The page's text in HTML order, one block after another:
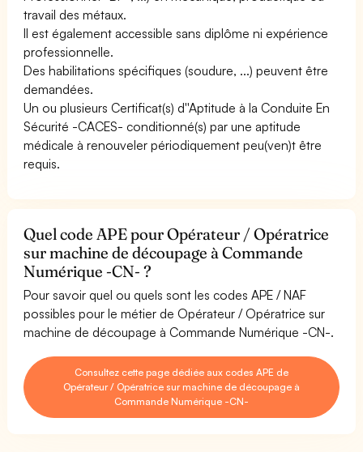
travail des métaux.
Il est également accessible sans diplôme ni expérience
professionnelle.
Des habilitations spécifiques (soudure, ...) peuvent être
demandées.
Un ou plusieurs Certificat(s) d''Aptitude à la Conduite En
Sécurité -CACES- conditionné(s) par une aptitude
médicale à renouveler périodiquement peu(ven)t être
requis.
Quel code APE pour Opérateur / Opératrice
sur machine de découpage à Commande
Numérique -CN- ?
Pour savoir quel ou quels sont les codes APE / NAF
possibles pour le métier de Opérateur / Opératrice sur
machine de découpage à Commande Numérique -CN-.
Consultez cette page dédiée aux codes APE de
Opérateur / Opératrice sur machine de découpage à
Commande Numérique -CN-